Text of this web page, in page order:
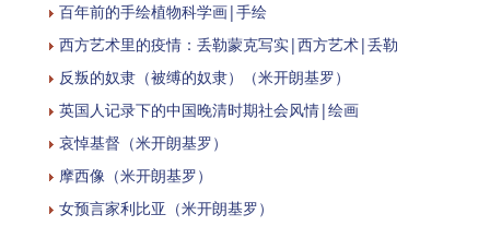
百年前的手绘植物科学画|手绘
西方艺术里的疫情：丢勒蒙克写实|西方艺术|丢勒
反叛的奴隶（被缚的奴隶）（米开朗基罗）
英国人记录下的中国晚清时期社会风情|绘画
哀悼基督（米开朗基罗）
摩西像（米开朗基罗）
女预言家利比亚（米开朗基罗）